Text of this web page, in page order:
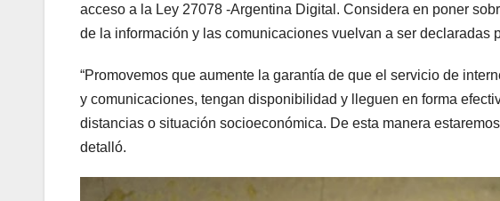
acceso a la Ley 27078 -Argentina Digital. Considera en poner
de la información y las comunicaciones vuelvan a ser declaradas
“Promovemos que aumente la garantía de que el servicio de
y comunicaciones, tengan disponibilidad y lleguen en forma
distancias o situación socioeconómica. De esta manera
detalló.